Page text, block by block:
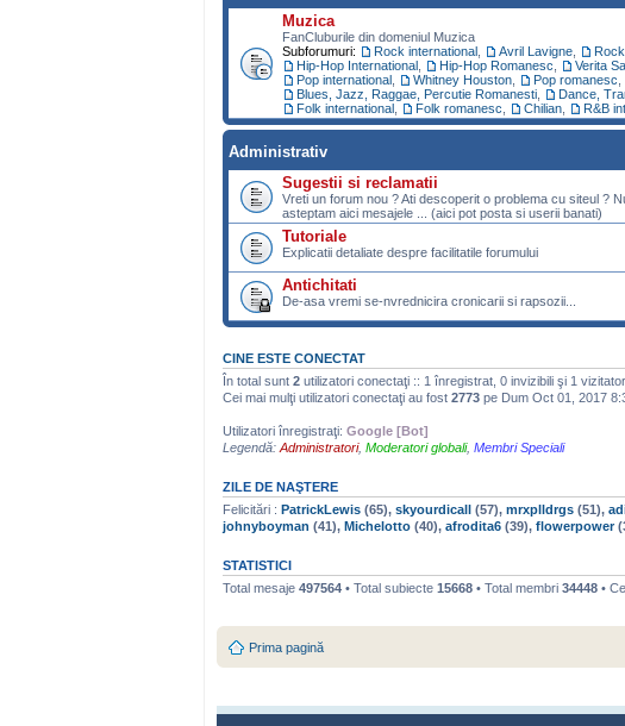
Muzica
FanCluburile din domeniul Muzica
Subforumuri:
Rock international Avril Lavigne
Hip-Hop International
Hip-Hop Romanesc Verita
Pop international
Whitney Houston Pop romanesc
Blues, Jazz, Raggae, Percutie Romanesti
Dance,
Folk international
Folk romanesc Chilian R&B
Administrativ
Sugestii si reclamatii
Vreti un forum nou ? Ati descoperit o problema cu siteul ?
asteptam aici mesajele ... (aici pot posta si userii banati)
Tutoriale
Explicatii detaliate despre facilitatile forumului
Antichitati
De-asa vremi se-nvrednicira cronicarii si rapsozii...
CINE ESTE CONECTAT
În total sunt 2 utilizatori conectaţi :: 1 înregistrat, 0 invizibili şi 1
Cei mai mulţi utilizatori conectaţi au fost 2773 pe Dum Oct 01, 2017
Utilizatori înregistraţi: Google [Bot]
Legendă: Administratori, Moderatori globali, Membri Speciali
ZILE DE NAŞTERE
Felicitări : PatrickLewis (65), skyourdicall (57), mrxplldrgs (51),
johnyboyman (41), Michelotto (40), afrodita6 (39), flowerpower
STATISTICI
Total mesaje 497564 • Total subiecte 15668 • Total membri 34448 •
Prima pagină